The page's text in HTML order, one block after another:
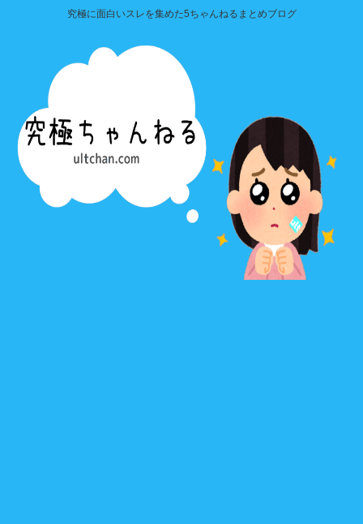
究極に面白いスレを集めた5ちゃんねるまとめブログ